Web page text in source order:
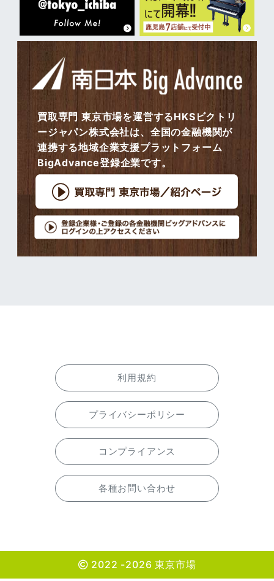
買取専門 東京市場を運営するHKSビクトリ
ージャパン株式会社は、全国の金融機関が
連携する地域企業支援プラットフォーム
BigAdvance登録企業です。
利用規約
プライバシーポリシー
コンプライアンス
各種お問い合わせ
2022 -2026 東京市場